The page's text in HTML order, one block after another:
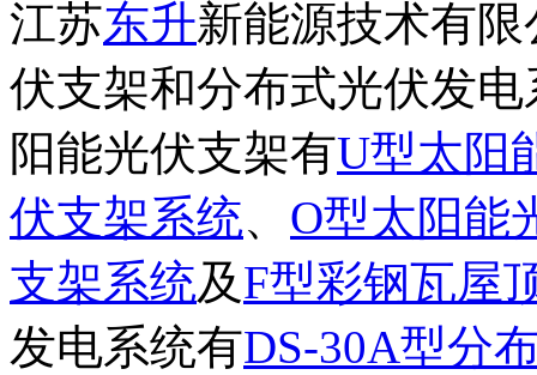
江苏东升新能源技术有
伏支架和分布式光伏发
阳能光伏支架有U型太阳
伏支架系统、 O型太阳能
支架系统及F型彩钢瓦屋
发电系统有DS-30A型分